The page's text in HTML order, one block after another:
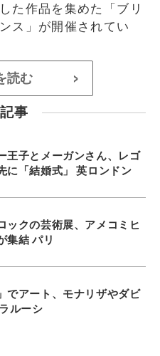
た作品を集めた「ブリ
ス」が開催されてい
読む >
事
王子とメーガンさん、レゴ
に「結婚式」 英ロンドン
ックの芸術展、アメコミヒ
集結 パリ
でアート、モナリザやダビ
ルーシ